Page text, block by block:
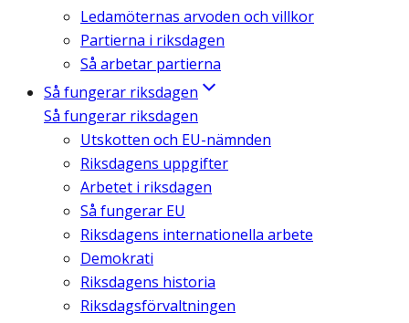
Ledamöternas arvoden och villkor
Partierna i riksdagen
Så arbetar partierna
Så fungerar riksdagen
Så fungerar riksdagen
Utskotten och EU-nämnden
Riksdagens uppgifter
Arbetet i riksdagen
Så fungerar EU
Riksdagens internationella arbete
Demokrati
Riksdagens historia
Riksdagsförvaltningen